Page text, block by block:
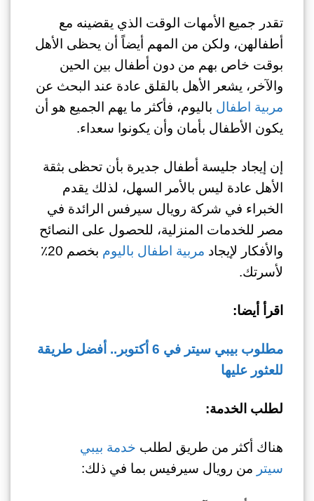
تقدر جميع الأمهات الوقت الذي يقضينه مع
أطفالهن، ولكن من المهم أيضاً أن يحظى الأهل
بوقت خاص بهم من دون أطفال بين الحين
والآخر، يشعر الأهل بالقلق عادة عند البحث عن
مربية اطفال باليوم، فأكثر ما يهم الجميع هو أن
يكون الأطفال بأمان وأن يكونوا سعداء.
إن إيجاد جليسة أطفال جديرة بأن تحظى بثقة
الأهل عادة ليس بالأمر السهل، لذلك يقدم
الخبراء في شركة رويال سيرفس الرائدة في
مصر للخدمات المنزلية، للحصول على النصائح
والأفكار لإيجاد مربية اطفال باليوم
بخصم 20٪
لأسرتك.
اقرأ أيضا:
مطلوب بيبي سيتر في 6 أكتوبر.. أفضل طريقة
للعثور عليها
لطلب الخدمة:
هناك أكثر من طريق لطلب خدمة بيبي
سيتر من رويال سيرفيس بما في ذلك: